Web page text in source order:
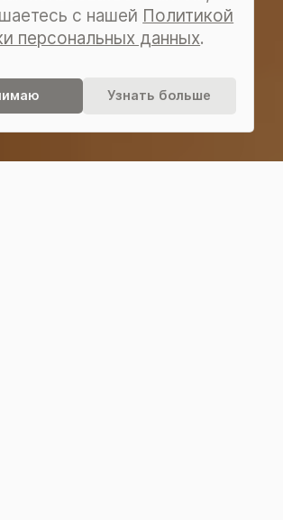
с нашей Политикой
персональных данных.
Узнать больше